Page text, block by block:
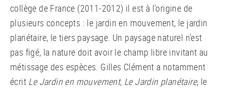
collège de France (2011-2012) il est à l’origine de
plusieurs concepts : le jardin en mouvement, le jardin
planétaire, le tiers paysage. Un paysage naturel n’est
pas figé, la nature doit avoir le champ libre invitant au
métissage des espèces. Gilles Clément a notamment
écrit Le Jardin en mouvement, Le Jardin planétaire, le